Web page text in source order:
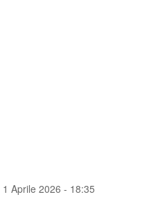
1 Aprile 2026 - 18:35